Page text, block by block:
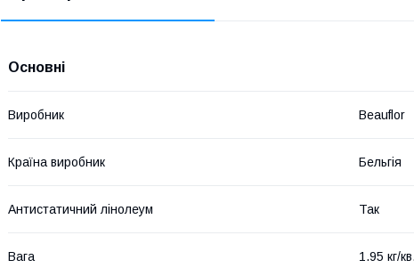
Основні
Виробник Beauflor
Країна виробник Бельгія
Антистатичний лінолеум Так
Вага 1.95 кг/